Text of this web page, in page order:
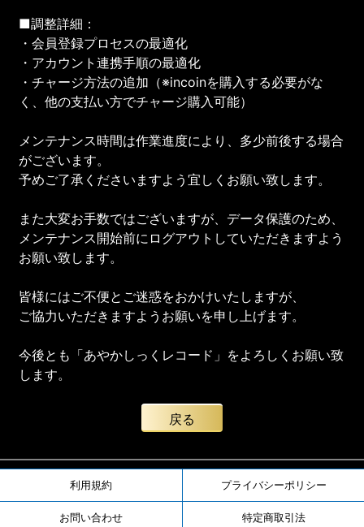
■調整詳細：
・会員登録プロセスの最適化
・アカウント連携手順の最適化
・チャージ方法の追加（※incoinを購入する必要がな
く、他の支払い方でチャージ購入可能）
メンテナンス時間は作業進度により、多少前後する場合
がございます。
予めご了承くださいますよう宜しくお願い致します。
また大変お手数ではございますが、データ保護のため、
メンテナンス開始前にログアウトしていただきますよう
お願い致します。
皆様にはご不便とご迷惑をおかけいたしますが、
ご協力いただきますようお願いを申し上げます。
今後とも「あやかしっくレコード」をよろしくお願い致
します。
戻る
利用規約 プライバシーポリシー
お問い合わせ 特定商取引法